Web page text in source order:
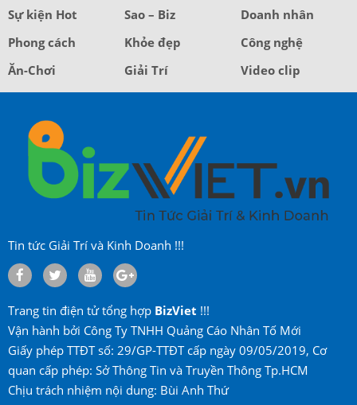
Sự kiện Hot Sao – Biz
Doanh nhân
Phong cách
Khỏe đẹp
Công nghệ
Ăn-Chơi
Giải Trí Video clip
Tin tức Giải Trí và Kinh Doanh !!!
Trang tin điện tử tổng hợp BizViet !!!
Vận hành bởi Công Ty TNHH Quảng Cáo Nhân Tố Mới
Giấy phép TTĐT số: 29/GP-TTĐT cấp ngày 09/05/2019, Cơ
quan cấp phép: Sở Thông Tin và Truyền Thông Tp.HCM
Chịu trách nhiệm nội dung: Bùi Anh Thứ